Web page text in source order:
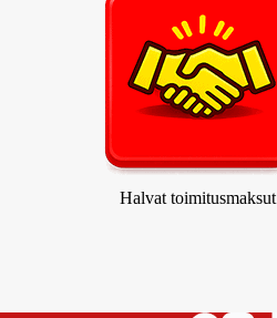
Halvat toimitusmaksut